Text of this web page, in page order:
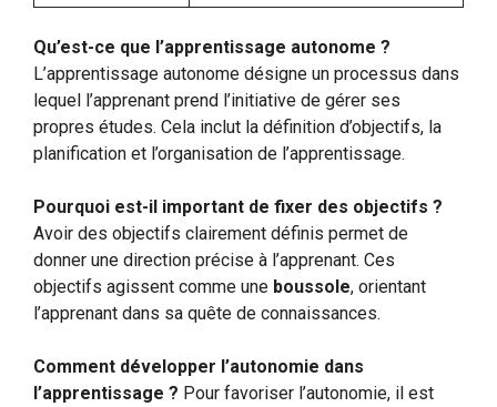
Qu’est-ce que l’apprentissage autonome ?
L’apprentissage autonome désigne un processus dans
lequel l’apprenant prend l’initiative de gérer ses
propres études. Cela inclut la définition d’objectifs, la
planification et l’organisation de l’apprentissage.
Pourquoi est-il important de fixer des objectifs ?
Avoir des objectifs clairement définis permet de
donner une direction précise à l’apprenant. Ces
objectifs agissent comme une boussole, orientant
l’apprenant dans sa quête de connaissances.
Comment développer l’autonomie dans
l’apprentissage ? Pour favoriser l’autonomie, il est